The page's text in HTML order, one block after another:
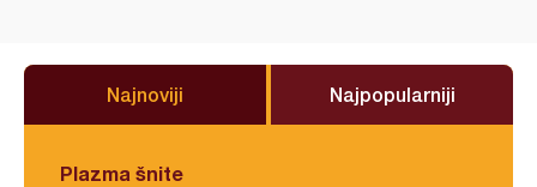
Najnoviji Najpopularniji
Plazma šnite